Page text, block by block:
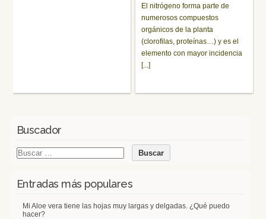
El nitrógeno forma parte de
numerosos compuestos
orgánicos de la planta
(clorofilas, proteínas…) y es el
elemento con mayor incidencia
[...]
Buscador
Entradas más populares
Mi Aloe vera tiene las hojas muy largas y delgadas. ¿Qué puedo
hacer?